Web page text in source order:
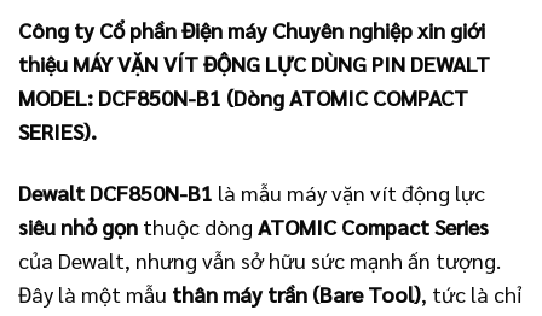
Công ty Cổ phần Điện máy Chuyên nghiệp xin giới
thiệu MÁY VẶN VÍT ĐỘNG LỰC DÙNG PIN DEWALT
MODEL: DCF850N-B1 (Dòng ATOMIC COMPACT
SERIES).
Dewalt DCF850N-B1 là mẫu máy vặn vít động lực
siêu nhỏ gọn thuộc dòng ATOMIC Compact Series
của Dewalt, nhưng vẫn sở hữu sức mạnh ấn tượng.
Đây là một mẫu thân máy trần (Bare Tool), tức là chỉ